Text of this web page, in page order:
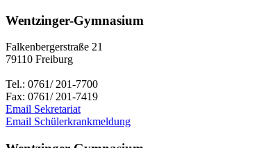
Wentzinger-Gymnasium
Falkenbergerstraße 21
79110 Freiburg
Tel.: 0761/ 201-7700
Fax: 0761/ 201-7419
Email Sekretariat
Email Schülerkrankmeldung